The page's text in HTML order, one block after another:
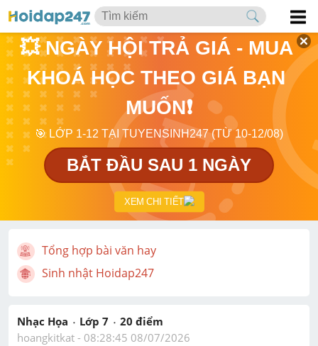
💥 NGÀY HỘI TRẢ GIÁ - MUA
KHOÁ HỌC THEO GIÁ BẠN
MUỐN❗
🎯 LỚP 1-12 TẠI TUYENSINH247 (TỪ 10-12/08)
BẮT ĐẦU SAU 1 NGÀY
XEM CHI TIẾT
Tổng hợp bài văn hay
Sinh nhật Hoidap247
Nhạc Họa Lớp 7 20 điểm
hoangkitkat - 08:28:45 08/07/2026